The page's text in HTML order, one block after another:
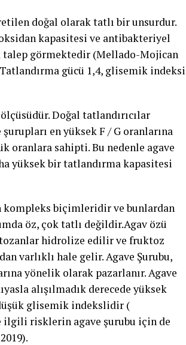
doğal olarak tatlı bir unsurdur.
kapasitesi ve antibakteriyel
görmektedir (Mellado-Mojican
gücü 1,4, glisemik indeksi
Doğal tatlandırıcılar
şurupları en yüksek F / G oranlarına
oranlara sahipti. Bu nedenle agave
yüksek bir tatlandırma kapasitesi
kompleks biçimleridir ve bunlardan
öz, çok tatlı değildir.Agav özü
hidrolize edilir ve fruktoz
varlıklı hale gelir. Agave Şurubu,
yönelik olarak pazarlanır. Agave
alışılmadık derecede yüksek
glisemik indekslidir (
ilgili risklerin agave şurubu için de